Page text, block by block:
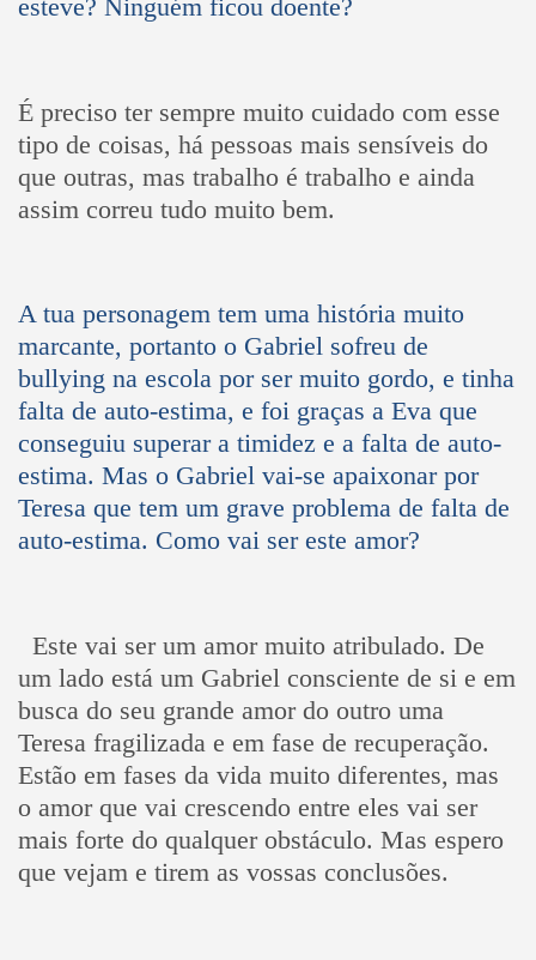
esteve? Ninguém ficou doente?
É preciso ter sempre muito cuidado com esse
tipo de coisas, há pessoas mais sensíveis do
que outras, mas trabalho é trabalho e ainda
assim correu tudo muito bem.
A tua personagem tem uma história muito
marcante, portanto o Gabriel sofreu de
bullying na escola por ser muito gordo, e tinha
falta de auto-estima, e foi graças a Eva que
conseguiu superar a timidez e a falta de auto-
estima. Mas o Gabriel vai-se apaixonar por
Teresa que tem um grave problema de falta de
auto-estima. Como vai ser este amor?
Este vai ser um amor muito atribulado. De
um lado está um Gabriel consciente de si e em
busca do seu grande amor do outro uma
Teresa fragilizada e em fase de recuperação.
Estão em fases da vida muito diferentes, mas
o amor que vai crescendo entre eles vai ser
mais forte do qualquer obstáculo. Mas espero
que vejam e tirem as vossas conclusões.